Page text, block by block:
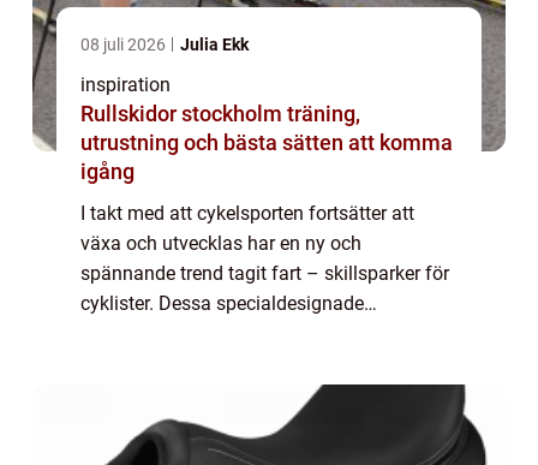
08 juli 2026 Julia Ekk
inspiration
Rullskidor stockholm träning,
utrustning och bästa sätten att komma
igång
I takt med att cykelsporten fortsätter att
växa och utvecklas har en ny och
spännande trend tagit fart – skillsparker för
cyklister. Dessa specialdesignade